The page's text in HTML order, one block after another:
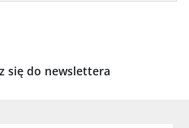
się do newslettera